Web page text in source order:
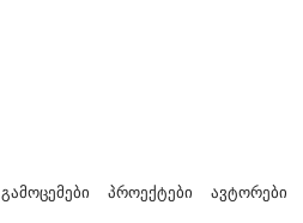
გამოცემები პროექტები ავტორები